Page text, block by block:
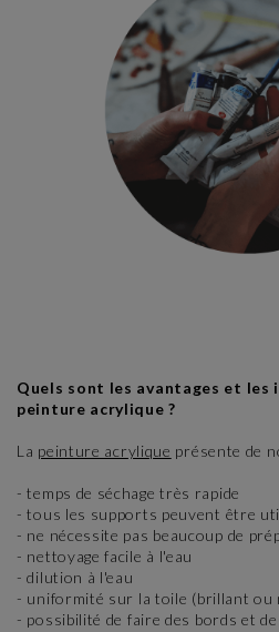
Quels sont les avantages et les
peinture acrylique ?
La peinture acrylique présente de
- temps de séchage très rapide
- tous les supports peuvent être
- ne nécessite pas beaucoup de
- nettoyage facile à l'eau
- dilution à l'eau
- uniformité sur la toile (brillant ou
- possibilité de faire des bords et